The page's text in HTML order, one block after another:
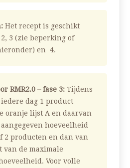
Het recept is geschikt
3 (zie beperking of
en 4.
RMR2.0 – fase 3: Tijdens
iedere dag 1 product
oranje lijst A en daarvan
hoeveelheid
2 producten en dan van
van de maximale
Voor volle